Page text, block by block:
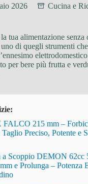
2026 Cucina e
tua alimentazione
uno di quegli strumenti
per bere più frutta e
215 mm –
Preciso, Potente e
a Scoppio DEMON 62cc
e Prolunga – Potenza